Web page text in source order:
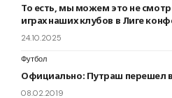
То есть, мы можем это не
играх наших клубов в Лиге
24.10.2025
Футбол
Официально: Путраш перешел
08.02.2019